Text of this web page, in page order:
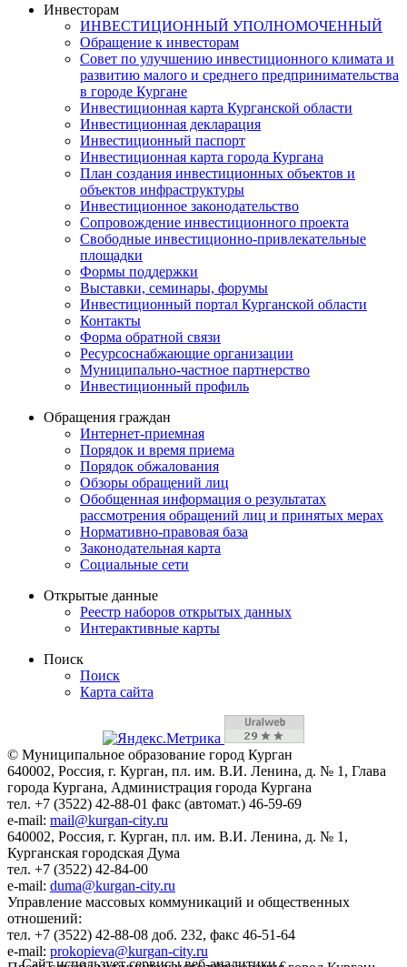
Инвесторам
ИНВЕСТИЦИОННЫЙ УПОЛНОМОЧЕННЫЙ
Обращение к инвесторам
Совет по улучшению инвестиционного климата и
развитию малого и среднего предпринимательства
в городе Кургане
Инвестиционная карта Курганской области
Инвестиционная декларация
Инвестиционный паспорт
Инвестиционная карта города Кургана
План создания инвестиционных объектов и
объектов инфраструктуры
Инвестиционное законодательство
Сопровождение инвестиционного проекта
Свободные инвестиционно-привлекательные
площадки
Формы поддержки
Выставки, семинары, форумы
Инвестиционный портал Курганской области
Контакты
Форма обратной связи
Ресурсоснабжающие организации
Муниципально-частное партнерство
Инвестиционный профиль
Обращения граждан
Интернет-приемная
Порядок и время приема
Порядок обжалования
Обзоры обращений лиц
Обобщенная информация о результатах
рассмотрения обращений лиц и принятых мерах
Нормативно-правовая база
Законодательная карта
Социальные сети
Открытые данные
Реестр наборов открытых данных
Интерактивные карты
Поиск
Поиск
Карта сайта
© Муниципальное образование город Курган
640002, Россия, г. Курган, пл. им. В.И. Ленина, д. № 1, Глава
города Кургана, Администрация города Кургана
тел. +7 (3522) 42-88-01 факс (автомат.) 46-59-69
e-mail: mail@kurgan-city.ru
640002, Россия, г. Курган, пл. им. В.И. Ленина, д. № 1,
Курганская городская Дума
тел. +7 (3522) 42-84-00
e-mail: duma@kurgan-city.ru
Управление массовых коммуникаций и общественных
отношений:
тел. +7 (3522) 42-88-08 доб. 232, факс 46-51-64
e-mail: prokopieva@kurgan-city.ru
Сайт использует сервисы веб-аналитики с